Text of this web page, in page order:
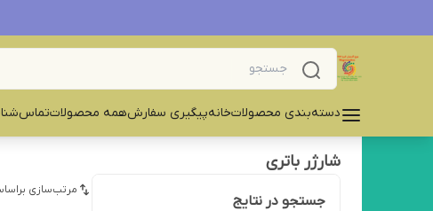
دسته‌بندی محصولاتخانهپیگیری سفارشهمه محصولاتتماس‌
شارژر باتری
جستجو در نتایج
مرتب‌سازی